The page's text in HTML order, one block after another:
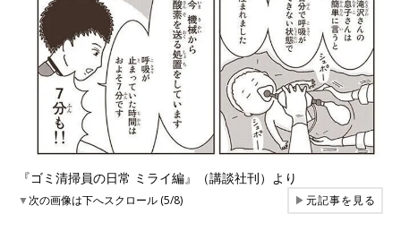
『ゴミ清掃員の日常 ミライ編』（講談社刊）より
▼次の画像は下へスクロール (5/8) ▶元記事を見る